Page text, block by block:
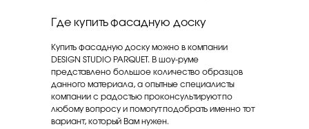
Где купить фасадную доску
Купить фасадную доску можно в компании
DESIGN STUDIO PARQUET. В шоу-руме
представлено большое количество образцов
данного материала, а опытные специалисты
компании с радостью проконсультируют по
любому вопросу и помогут подобрать именно тот
вариант, который Вам нужен.